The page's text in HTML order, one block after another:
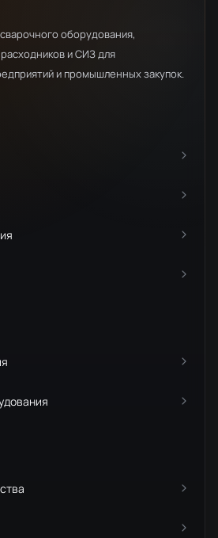
оборудования,
и СИЗ для
и промышленных закупок.